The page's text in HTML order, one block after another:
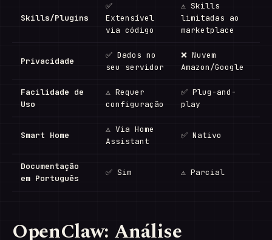
Skills/Plugins
✅
Extensível
via código
⚠ Skills
limitadas ao
marketplace
Privacidade
✅ Dados no
seu servidor
❌ Nuvem
Amazon/Google
Facilidade de
Uso
⚠ Requer
configuração
✅ Plug-and-
play
Smart Home
⚠ Via Home
Assistant
✅ Nativo
Documentação
em Português
✅ Sim ⚠ Parcial
OpenClaw: Análise